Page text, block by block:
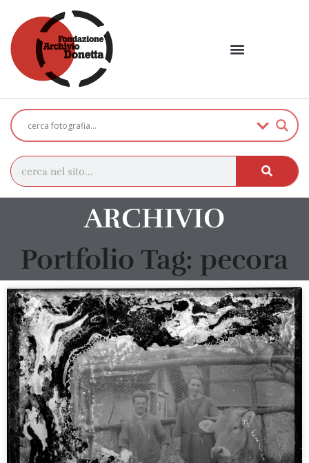
ARCHIVIO
Portfolio Tag: pecora